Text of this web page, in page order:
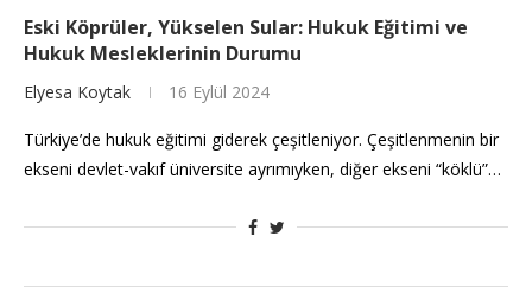
Eski Köprüler, Yükselen Sular: Hukuk Eğitimi ve
Hukuk Mesleklerinin Durumu
Elyesa Koytak 16 Eylül 2024
Türkiye’de hukuk eğitimi giderek çeşitleniyor. Çeşitlenmenin bir
ekseni devlet-vakıf üniversite ayrımıyken, diğer ekseni “köklü”…